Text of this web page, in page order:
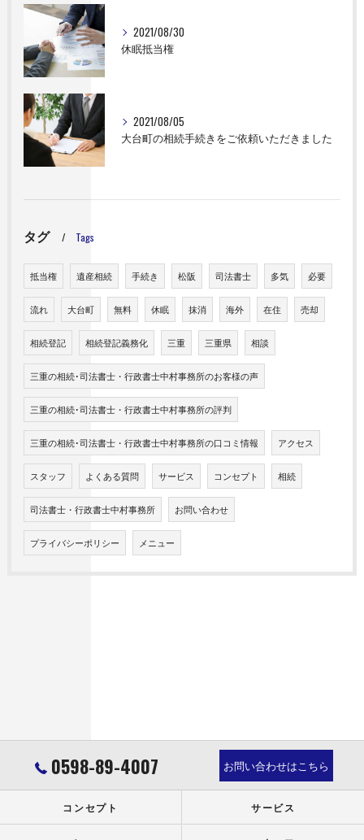
2021/08/30
休眠抵当権
2021/08/05
大台町の相続手続きをご依頼いただきました
タグ Tags
抵当権 遺産相続 手続き 松阪 司法書士 多気 必要
流れ 大台町 無料 休眠 抹消 海外 在住 売却
相続登記 相続登記義務化 三重 三重県 相談
三重の相続･司法書士・行政書士中村事務所のお客様の声
三重の相続･司法書士・行政書士中村事務所の評判
三重の相続･司法書士・行政書士中村事務所の口コミ情報 アクセス
スタッフ よくある質問 サービス コンセプト 相続
司法書士・行政書士中村事務所 お問い合わせ
プライバシーポリシー メニュー
0598-89-4007 お問い合わせはこちら
コンセプト サービス